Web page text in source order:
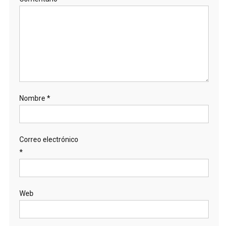
Nombre *
Correo electrónico
*
Web